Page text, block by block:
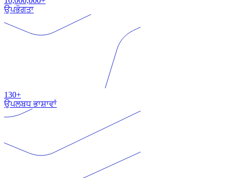
ਉਪਭੋਗਤਾ
130+
ਉਪਲਬਧ ਭਾਸ਼ਾਵਾਂ